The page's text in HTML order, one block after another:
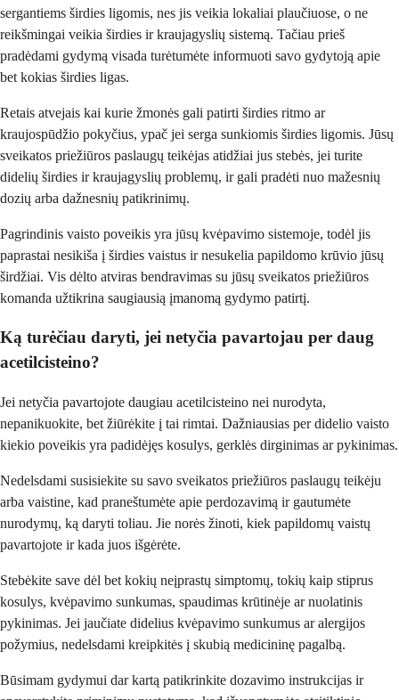
sergantiems širdies ligomis, nes jis veikia lokaliai plaučiuose, o ne
reikšmingai veikia širdies ir kraujagyslių sistemą. Tačiau prieš
pradėdami gydymą visada turėtumėte informuoti savo gydytoją apie
bet kokias širdies ligas.
Retais atvejais kai kurie žmonės gali patirti širdies ritmo ar
kraujospūdžio pokyčius, ypač jei serga sunkiomis širdies ligomis. Jūsų
sveikatos priežiūros paslaugų teikėjas atidžiai jus stebės, jei turite
didelių širdies ir kraujagyslių problemų, ir gali pradėti nuo mažesnių
dozių arba dažnesnių patikrinimų.
Pagrindinis vaisto poveikis yra jūsų kvėpavimo sistemoje, todėl jis
paprastai nesikiša į širdies vaistus ir nesukelia papildomo krūvio jūsų
širdžiai. Vis dėlto atviras bendravimas su jūsų sveikatos priežiūros
komanda užtikrina saugiausią įmanomą gydymo patirtį.
Ką turėčiau daryti, jei netyčia pavartojau per daug
acetilcisteino?
Jei netyčia pavartojote daugiau acetilcisteino nei nurodyta,
nepanikuokite, bet žiūrėkite į tai rimtai. Dažniausias per didelio vaisto
kiekio poveikis yra padidėjęs kosulys, gerklės dirginimas ar pykinimas.
Nedelsdami susisiekite su savo sveikatos priežiūros paslaugų teikėju
arba vaistine, kad praneštumėte apie perdozavimą ir gautumėte
nurodymų, ką daryti toliau. Jie norės žinoti, kiek papildomų vaistų
pavartojote ir kada juos išgėrėte.
Stebėkite save dėl bet kokių neįprastų simptomų, tokių kaip stiprus
kosulys, kvėpavimo sunkumas, spaudimas krūtinėje ar nuolatinis
pykinimas. Jei jaučiate didelius kvėpavimo sunkumus ar alergijos
požymius, nedelsdami kreipkitės į skubią medicininę pagalbą.
Būsimam gydymui dar kartą patikrinkite dozavimo instrukcijas ir